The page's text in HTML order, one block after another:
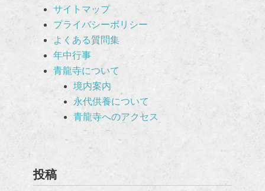
サイトマップ
プライバシーポリシー
よくある質問集
年中行事
青龍寺について
境内案内
永代供養について
青龍寺へのアクセス
投稿